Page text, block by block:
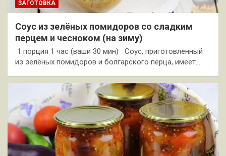
ЗАГОТОВКА
Соус из зелёных помидоров со сладким
перцем и чесноком (на зиму)
1 порция 1 час (ваши 30 мин) Соус, приготовленный
из зелёных помидоров и болгарского перца, имеет…